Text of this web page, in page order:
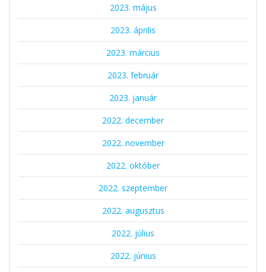
2023. május
2023. április
2023. március
2023. február
2023. január
2022. december
2022. november
2022. október
2022. szeptember
2022. augusztus
2022. július
2022. június